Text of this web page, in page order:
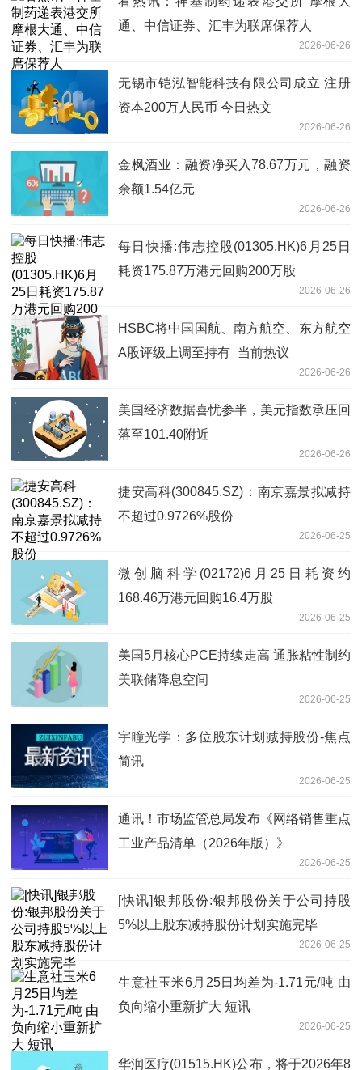
通、中信证券、汇丰为联席保荐人
2026-06-26
无锡市铠泓智能科技有限公司成立 注册
资本200万人民币 今日热文
2026-06-26
金枫酒业：融资净买入78.67万元，融资
余额1.54亿元
2026-06-26
每日快播:伟志控股(01305.HK)6月25日
耗资175.87万港元回购200万股
2026-06-26
HSBC将中国国航、南方航空、东方航空
A股评级上调至持有_当前热议
2026-06-26
美国经济数据喜忧参半，美元指数承压回
落至101.40附近
2026-06-26
捷安高科(300845.SZ)：南京嘉景拟减持
不超过0.9726%股份
2026-06-25
微创脑科学(02172)6月25日耗资约
168.46万港元回购16.4万股
2026-06-25
美国5月核心PCE持续走高 通胀粘性制约
美联储降息空间
2026-06-25
宇瞳光学：多位股东计划减持股份-焦点
简讯
2026-06-25
通讯！市场监管总局发布《网络销售重点
工业产品清单（2026年版）》
2026-06-25
[快讯]银邦股份:银邦股份关于公司持股
5%以上股东减持股份计划实施完毕
2026-06-25
生意社玉米6月25日均差为-1.71元/吨 由
负向缩小重新扩大 短讯
2026-06-25
华润医疗(01515.HK)公布，将于2026年8